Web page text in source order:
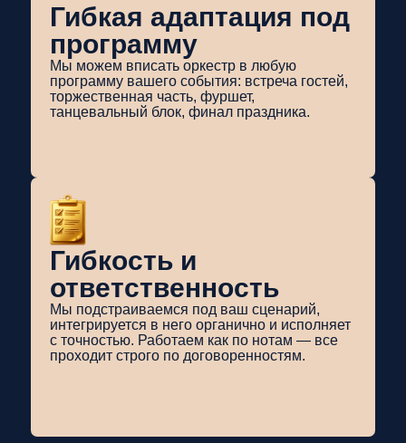
Гибкая адаптация под
программу
Мы можем вписать оркестр в любую
программу вашего события: встреча гостей,
торжественная часть, фуршет,
танцевальный блок, финал праздника.
Гибкость и
ответственность
Мы подстраиваемся под ваш сценарий,
интегрируется в него органично и исполняет
с точностью. Работаем как по нотам — все
проходит строго по договоренностям.